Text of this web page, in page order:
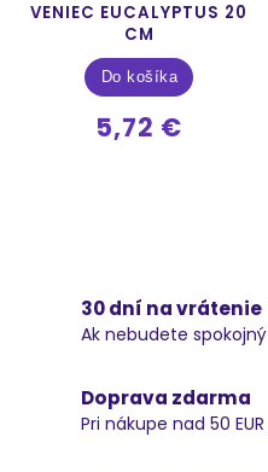
VENIEC EUCALYPTUS 20
CM
5,72 €
Do košíka
30 dní na vrátenie
Ak nebudete spokojný
Doprava zdarma
Pri nákupe nad 50 EUR